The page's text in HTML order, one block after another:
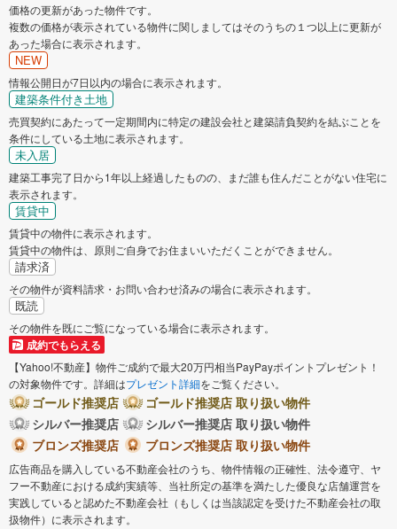
価格の更新があった物件です。
複数の価格が表示されている物件に関しましてはそのうちの１つ以上に更新が
あった場合に表示されます。
NEW
情報公開日が7日以内の場合に表示されます。
建築条件付き土地
売買契約にあたって一定期間内に特定の建設会社と建築請負契約を結ぶことを
条件にしている土地に表示されます。
未入居
建築工事完了日から1年以上経過したものの、まだ誰も住んだことがない住宅に
表示されます。
賃貸中
賃貸中の物件に表示されます。
賃貸中の物件は、原則ご自身でお住まいいただくことができません。
請求済
その物件が資料請求・お問い合わせ済みの場合に表示されます。
既読
その物件を既にご覧になっている場合に表示されます。
成約でもらえる
【Yahoo!不動産】物件ご成約で最大20万円相当PayPayポイントプレゼント！
の対象物件です。詳細はプレゼント詳細をご覧ください。
ゴールド推奨店
ゴールド推奨店 取り扱い物件
シルバー推奨店
シルバー推奨店 取り扱い物件
ブロンズ推奨店
ブロンズ推奨店 取り扱い物件
広告商品を購入している不動産会社のうち、物件情報の正確性、法令遵守、ヤ
フー不動産における成約実績等、当社所定の基準を満たした優良な店舗運営を
実践していると認めた不動産会社（もしくは当該認定を受けた不動産会社の取
扱物件）に表示されます。